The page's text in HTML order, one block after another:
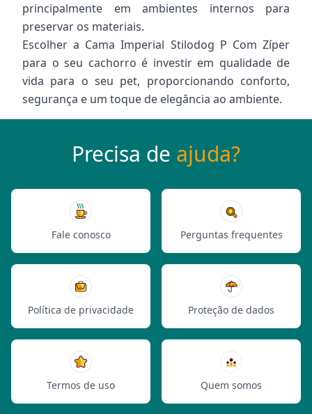
principalmente em ambientes internos para
preservar os materiais.
Escolher a Cama Imperial Stilodog P Com Zíper
para o seu cachorro é investir em qualidade de
vida para o seu pet, proporcionando conforto,
segurança e um toque de elegância ao ambiente.
Precisa de ajuda?
Fale conosco Perguntas frequentes
Política de privacidade Proteção de dados
Termos de uso Quem somos